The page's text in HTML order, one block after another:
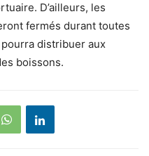
D’ailleurs, les
fermés durant toutes
pourra distribuer aux
boissons.